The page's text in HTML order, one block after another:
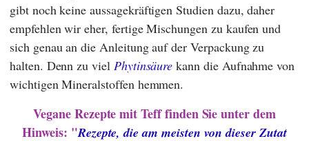
gibt noch keine aussagekräftigen Studien dazu, daher
empfehlen wir eher, fertige Mischungen zu kaufen und
sich genau an die Anleitung auf der Verpackung zu
halten. Denn zu viel Phytinsäure kann die Aufnahme von
wichtigen Mineralstoffen hemmen.
Vegane Rezepte mit Teff finden Sie unter dem
Hinweis: "Rezepte, die am meisten von dieser Zutat